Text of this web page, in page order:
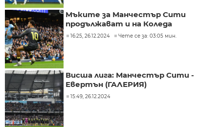
Мъките за Манчестър Сити
продължават и на Коледа
16:25, 26.12.2024 Чете се за: 03:05 мин.
Висша лига: Манчестър Сити -
Евертън (ГАЛЕРИЯ)
15:49, 26.12.2024